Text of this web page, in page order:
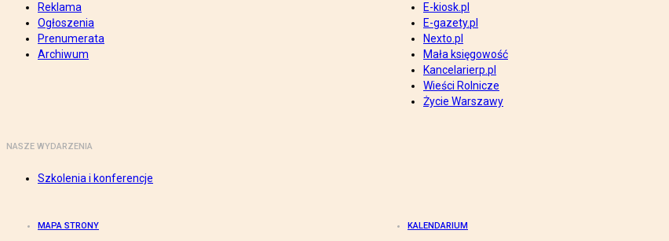
Reklama
Ogłoszenia
Prenumerata
Archiwum
E-kiosk.pl
E-gazety.pl
Nexto.pl
Mała księgowość
Kancelarierp.pl
Wieści Rolnicze
Życie Warszawy
NASZE WYDARZENIA
Szkolenia i konferencje
MAPA STRONY KALENDARIUM